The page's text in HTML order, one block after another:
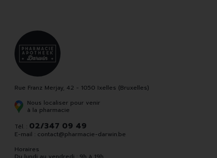
Rue Franz Merjay, 42 - 1050 Ixelles (Bruxelles)
Nous localiser pour venir
à la pharmacie
Tél. : 02/347 09 49
E-mail : contact@pharmacie-darwin.be
Horaires